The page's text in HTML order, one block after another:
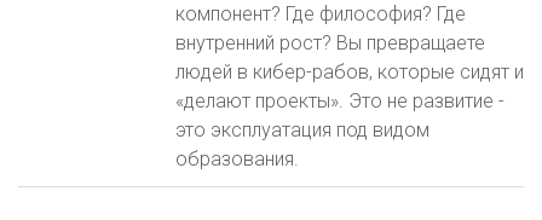
компонент? Где философия? Где
внутренний рост? Вы превращаете
людей в кибер-рабов, которые сидят и
«делают проекты». Это не развитие -
это эксплуатация под видом
образования.